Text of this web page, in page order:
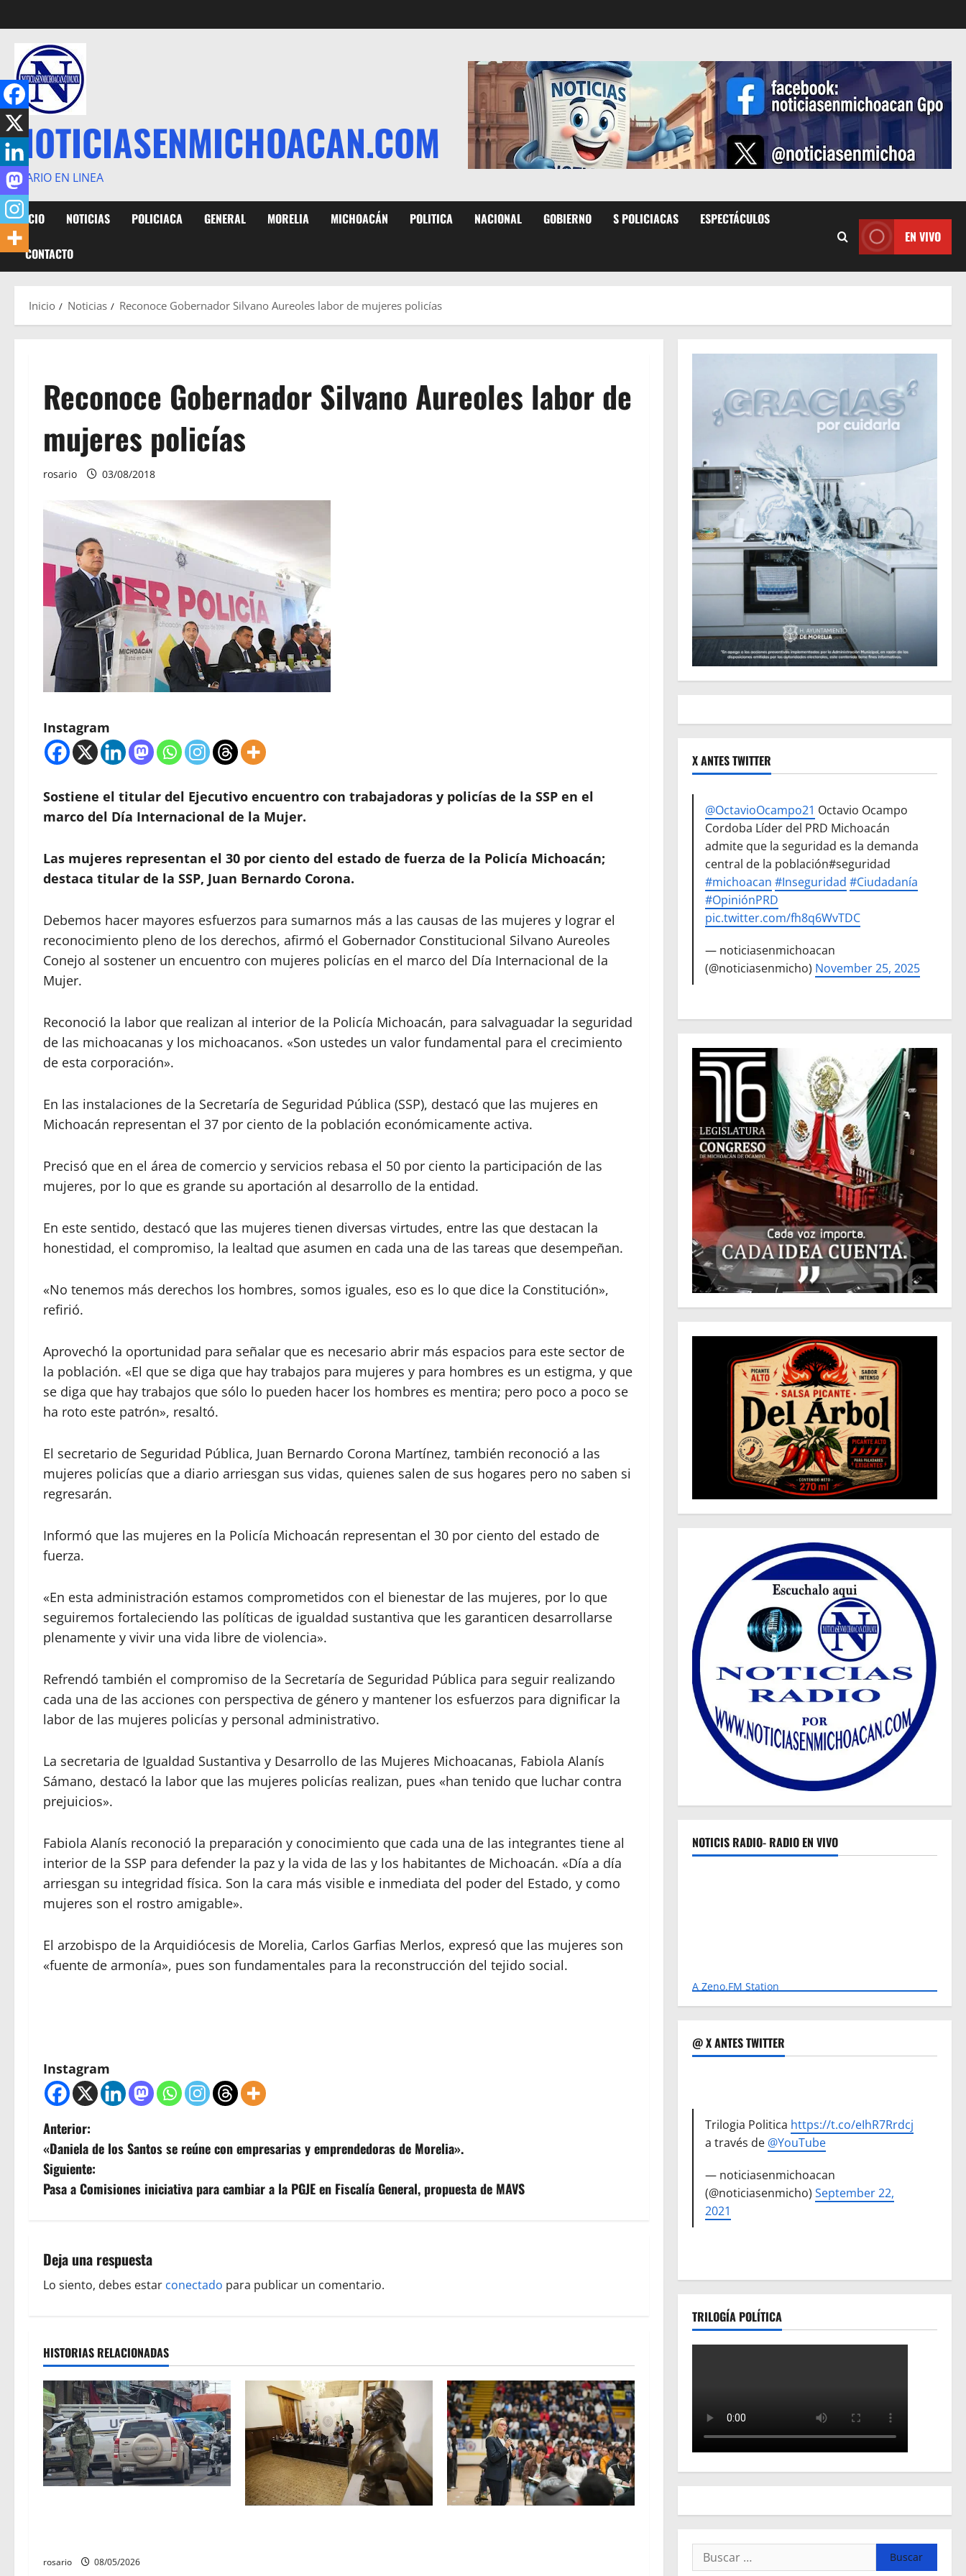
al
contenido
NOTICIASENMICHOACAN.COM
DIARIO EN LINEA
INICIO NOTICIAS POLICIACA GENERAL MORELIA MICHOACÁN POLITICA NACIONAL GOBIERNO S POLICIACAS ESPECTÁCULOS
CONTACTO
EN VIVO
Inicio Noticias Reconoce Gobernador Silvano Aureoles labor de mujeres policías
Reconoce Gobernador Silvano Aureoles labor de
mujeres policías
rosario 03/08/2018
Instagram
Sostiene el titular del Ejecutivo encuentro con trabajadoras y policías de la SSP en el
marco del Día Internacional de la Mujer.
Las mujeres representan el 30 por ciento del estado de fuerza de la Policía Michoacán;
destaca titular de la SSP, Juan Bernardo Corona.
Debemos hacer mayores esfuerzos para sumarnos más a las causas de las mujeres y lograr el
reconocimiento pleno de los derechos, afirmó el Gobernador Constitucional Silvano Aureoles
Conejo al sostener un encuentro con mujeres policías en el marco del Día Internacional de la
Mujer.
Reconoció la labor que realizan al interior de la Policía Michoacán, para salvaguadar la seguridad
de las michoacanas y los michoacanos. «Son ustedes un valor fundamental para el crecimiento
de esta corporación».
En las instalaciones de la Secretaría de Seguridad Pública (SSP), destacó que las mujeres en
Michoacán representan el 37 por ciento de la población económicamente activa.
Precisó que en el área de comercio y servicios rebasa el 50 por ciento la participación de las
mujeres, por lo que es grande su aportación al desarrollo de la entidad.
En este sentido, destacó que las mujeres tienen diversas virtudes, entre las que destacan la
honestidad, el compromiso, la lealtad que asumen en cada una de las tareas que desempeñan.
«No tenemos más derechos los hombres, somos iguales, eso es lo que dice la Constitución»,
refirió.
Aprovechó la oportunidad para señalar que es necesario abrir más espacios para este sector de
la población. «El que se diga que hay trabajos para mujeres y para hombres es un estigma, y que
se diga que hay trabajos que sólo lo pueden hacer los hombres es mentira; pero poco a poco se
ha roto este patrón», resaltó.
El secretario de Seguridad Pública, Juan Bernardo Corona Martínez, también reconoció a las
mujeres policías que a diario arriesgan sus vidas, quienes salen de sus hogares pero no saben si
regresarán.
Informó que las mujeres en la Policía Michoacán representan el 30 por ciento del estado de
fuerza.
«En esta administración estamos comprometidos con el bienestar de las mujeres, por lo que
seguiremos fortaleciendo las políticas de igualdad sustantiva que les garanticen desarrollarse
plenamente y vivir una vida libre de violencia».
Refrendó también el compromiso de la Secretaría de Seguridad Pública para seguir realizando
cada una de las acciones con perspectiva de género y mantener los esfuerzos para dignificar la
labor de las mujeres policías y personal administrativo.
La secretaria de Igualdad Sustantiva y Desarrollo de las Mujeres Michoacanas, Fabiola Alanís
Sámano, destacó la labor que las mujeres policías realizan, pues «han tenido que luchar contra
prejuicios».
Fabiola Alanís reconoció la preparación y conocimiento que cada una de las integrantes tiene al
interior de la SSP para defender la paz y la vida de las y los habitantes de Michoacán. «Día a día
arriesgan su integridad física. Son la cara más visible e inmediata del poder del Estado, y como
mujeres son el rostro amigable».
El arzobispo de la Arquidiócesis de Morelia, Carlos Garfias Merlos, expresó que las mujeres son
«fuente de armonía», pues son fundamentales para la reconstrucción del tejido social.
Instagram
N
a
v
g
a
i
ó
n
d
e
e
t
Anterior:
«Daniela de los Santos se reúne con empresarias y emprendedoras de Morelia».
Siguiente:
Pasa a Comisiones iniciativa para cambiar a la PGJE en Fiscalía General, propuesta de MAVS
Deja una respuesta
Lo siento, debes estar conectado para publicar un comentario.
HISTORIAS RELACIONADAS
rosario 08/05/2026
X ANTES TWITTER
@OctavioOcampo21 Octavio Ocampo
Cordoba Líder del PRD Michoacán
admite que la seguridad es la demanda
central de la población#seguridad
#michoacan #Inseguridad #Ciudadanía
#OpiniónPRD
pic.twitter.com/fh8q6WvTDC
— noticiasenmichoacan
(@noticiasenmicho) November 25, 2025
NOTICIS RADIO- RADIO EN VIVO
A Zeno.FM Station
@ X ANTES TWITTER
Trilogia Politica https://t.co/eIhR7Rrdcj
a través de @YouTube
— noticiasenmichoacan
(@noticiasenmicho)September 22,
2021
TRILOGÍA POLÍTICA
Buscar: